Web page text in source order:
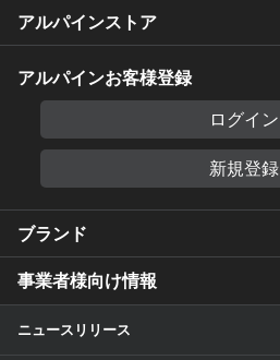
アルパインストア
アルパインお客様登録
ログイン
新規登録
ブランド
事業者様向け情報
ニュースリリース